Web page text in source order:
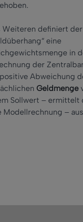
Weiteren definiert
eine
in
der
Abweichung
Geldmenge
Sollwert – ermittelt
Modellrechnung –